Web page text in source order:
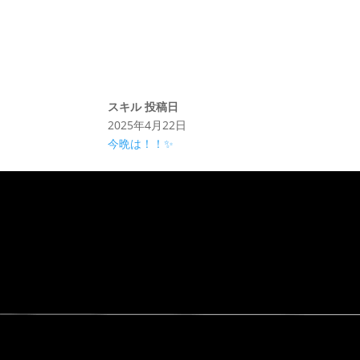
スキル 投稿日
2025年4月22日
今晩は！！✨